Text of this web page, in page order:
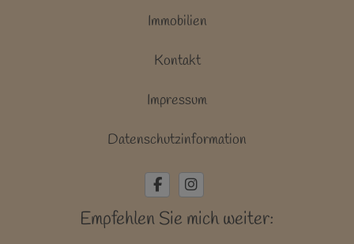
Immobilien
Kontakt
Impressum
Datenschutzinformation
Empfehlen Sie mich weiter: